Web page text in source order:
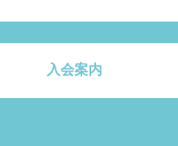
入会案内